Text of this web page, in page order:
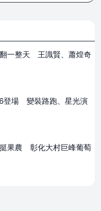
一整天 王識賢、蕭煌奇
登場 變裝路跑、星光演
果農 彰化大村巨峰葡萄